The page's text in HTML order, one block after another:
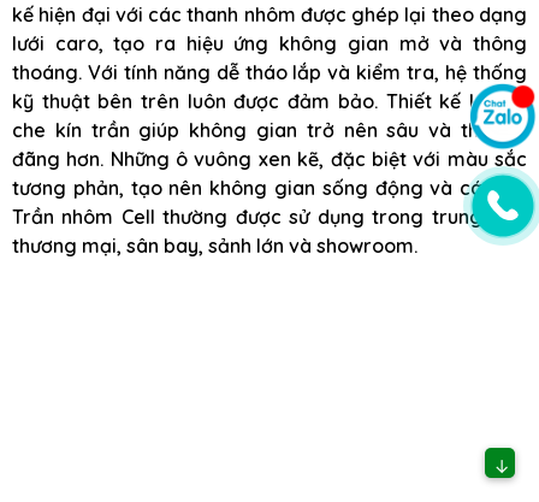
kế hiện đại với các thanh nhôm được ghép lại theo dạng
lưới caro, tạo ra hiệu ứng không gian mở và thông
thoáng. Với tính năng dễ tháo lắp và kiểm tra, hệ thống
kỹ thuật bên trên luôn được đảm bảo. Thiết kế không
che kín trần giúp không gian trở nên sâu và thoáng
đãng hơn. Những ô vuông xen kẽ, đặc biệt với màu sắc
tương phản, tạo nên không gian sống động và cá tính.
Trần nhôm Cell thường được sử dụng trong trung tâm
thương mại, sân bay, sảnh lớn và showroom.
↓